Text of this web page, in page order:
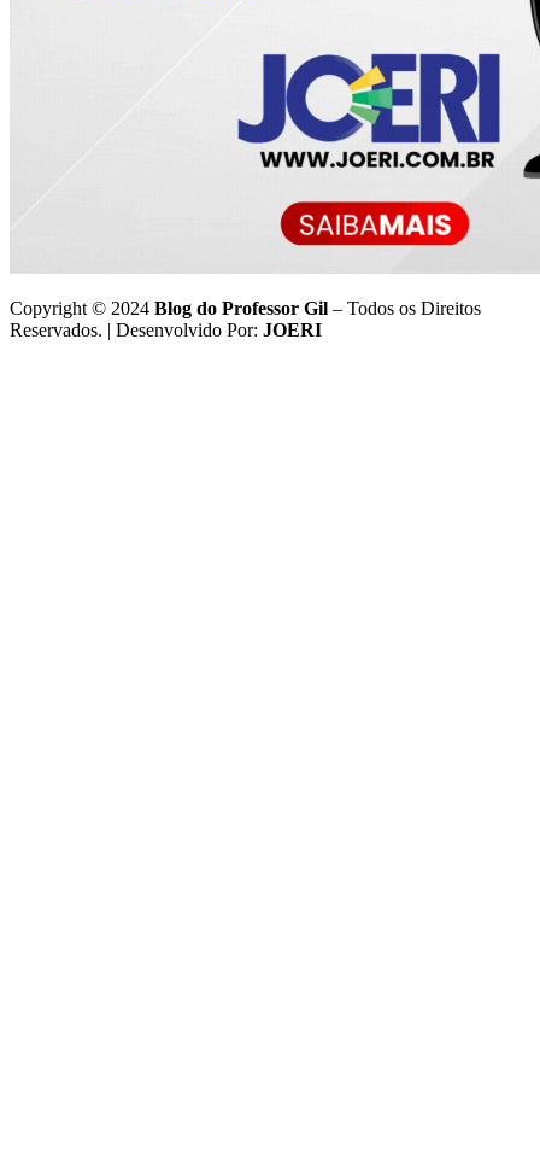
Copyright © 2024 Blog do Professor Gil – Todos os Direitos
Reservados. | Desenvolvido Por: JOERI